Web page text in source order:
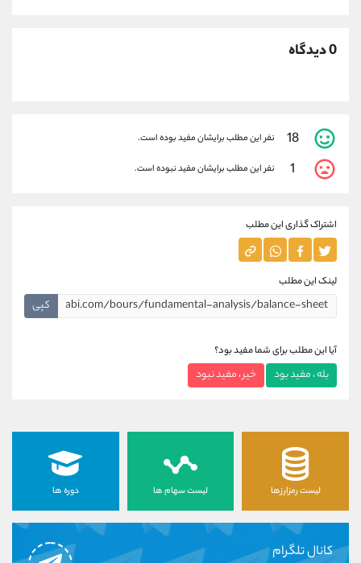
0 دیدگاه
18 نفر این مطلب برایشان مفید بوده است.
1 نفر این مطلب برایشان مفید نبوده است.
اشتراک گذاری این مطلب
لینک این مطلب
کپی
آیا این مطلب برای شما مفید بود؟
بله ، مفید بود خیر ، مفید نبود
لیست رمزارزها لیست سهام ها دوره ها
کانال تلگرام